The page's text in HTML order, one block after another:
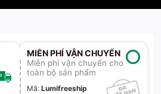
MIỄN PHÍ VẬN CHUYỂN
Miễn phí vận chuyển cho
toàn bộ sản phẩm
Mã:Lumifreeship